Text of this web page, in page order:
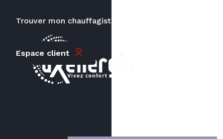
Trouver mon chauffagiste
Espace client